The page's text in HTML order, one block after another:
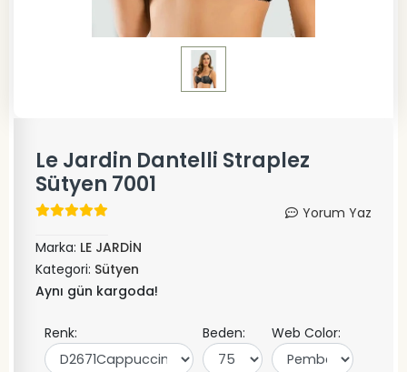
Le Jardin Dantelli Straplez
Sütyen 7001
Yorum Yaz
Marka: LE JARDİN
Kategori: Sütyen
Aynı gün kargoda!
Renk: Beden: Web Color: